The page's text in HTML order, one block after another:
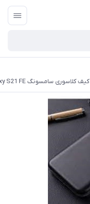
کیف کلاسوری سامسونگ Galaxy S21 FE